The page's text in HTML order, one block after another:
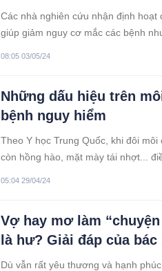
Các nhà nghiên cứu nhận định
giúp giảm nguy cơ mắc các bệnh
08:05 03/05/24
Những dấu hiệu trên
bệnh nguy hiểm
Theo Y học Trung Quốc, khi đôi
còn hồng hào, mặt mày tái nhợt...
05:04 29/04/24
Vợ hay mơ làm
là hư? Giải đáp của
Dù vẫn rất yêu thương và hạnh